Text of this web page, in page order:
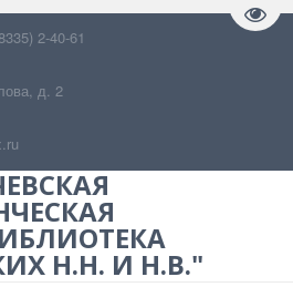
2-40-61
д. 2
Н.Н. И Н.В."